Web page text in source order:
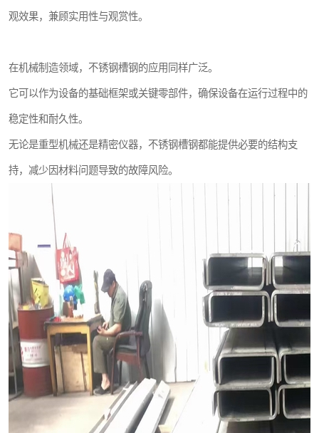
观效果，兼顾实用性与观赏性。
在机械制造领域，不锈钢槽钢的应用同样广泛。
它可以作为设备的基础框架或关键零部件，确保设备在运行过程中的
稳定性和耐久性。
无论是重型机械还是精密仪器，不锈钢槽钢都能提供必要的结构支
持，减少因材料问题导致的故障风险。